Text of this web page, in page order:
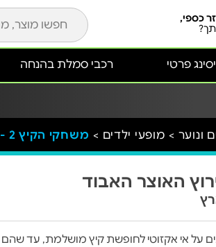
פרטי רכבי סמלת בהנחה
ונוער > מופעי ילדים > משחקי הקיץ 2 - מירוץ האוצר האבוד
על אי אקזוטי לחופשת קיץ מושלמת, עד שהם